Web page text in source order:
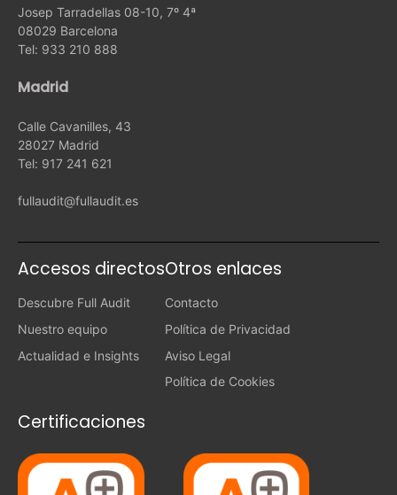
Josep Tarradellas 08-10, 7º 4ª
08029 Barcelona
Tel: 933 210 888
Madrid
Calle Cavanilles, 43
28027 Madrid
Tel: 917 241 621
fullaudit@fullaudit.es
Accesos directos
Descubre Full Audit
Nuestro equipo
Actualidad e Insights
Otros enlaces
Contacto
Política de Privacidad
Aviso Legal
Política de Cookies
Certificaciones